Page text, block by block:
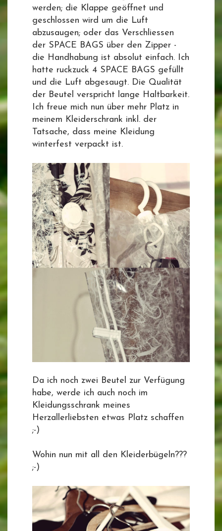
werden; die Klappe geöffnet und
geschlossen wird um die Luft
abzusaugen; oder das Verschliessen
der SPACE BAGS über den Zipper -
die Handhabung ist absolut einfach. Ich
hatte ruckzuck 4 SPACE BAGS gefüllt
und die Luft abgesaugt. Die Qualität
der Beutel verspricht lange Haltbarkeit.
Ich freue mich nun über mehr Platz in
meinem Kleiderschrank inkl. der
Tatsache, dass meine Kleidung
winterfest verpackt ist.
Da ich noch zwei Beutel zur Verfügung
habe, werde ich auch noch im
Kleidungsschrank meines
Herzallerliebsten etwas Platz schaffen
;-)
Wohin nun mit all den Kleiderbügeln???
;-)